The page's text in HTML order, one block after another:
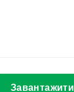
Завантажити